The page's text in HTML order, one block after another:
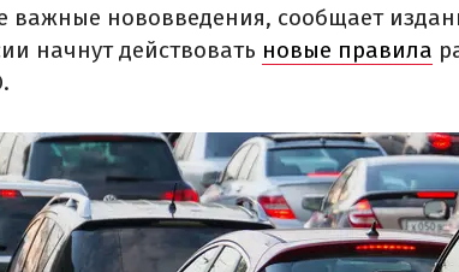
важные нововведения, сообщает
начнут действовать новые правила